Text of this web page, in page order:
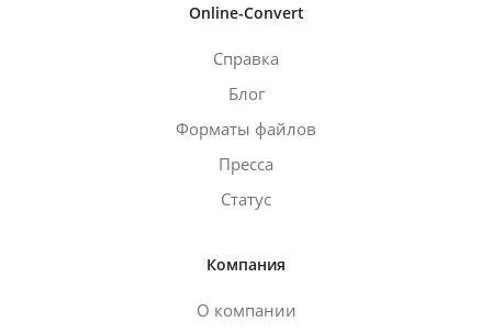
Online-Convert
Справка
Блог
Форматы файлов
Пресса
Статус
Компания
О компании